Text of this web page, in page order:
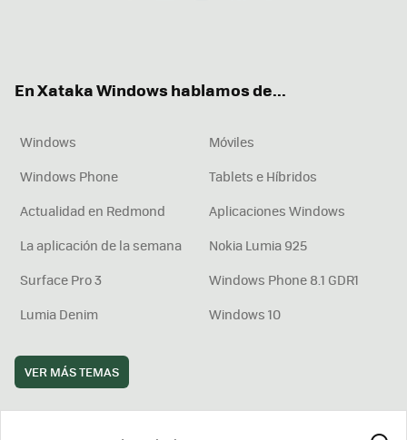
En Xataka Windows hablamos de...
Windows
Móviles
Windows Phone
Tablets e Híbridos
Actualidad en Redmond
Aplicaciones Windows
La aplicación de la semana
Nokia Lumia 925
Surface Pro 3
Windows Phone 8.1 GDR1
Lumia Denim
Windows 10
VER MÁS TEMAS